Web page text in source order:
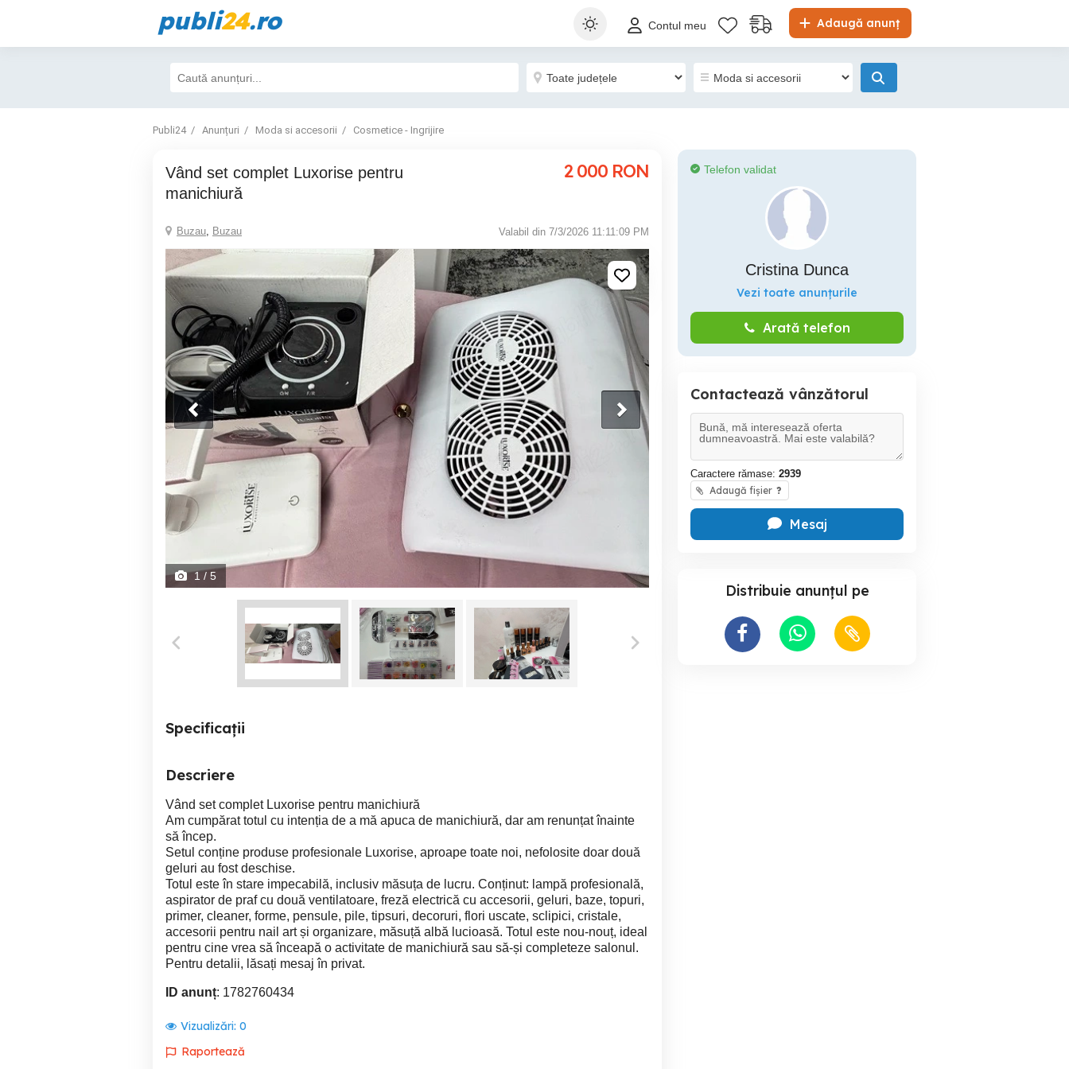
publi24.ro Adaugă anunț
Contul meu
Publi24 Anunțuri Moda si accesorii Cosmetice - Ingrijire
Vând set complet Luxorise pentru
manichiură
2 000 RON
Buzau, Buzau Valabil din 7/3/2026 11:11:09 PM
1 / 5
Specificații
Descriere
Vând set complet Luxorise pentru manichiură
Am cumpărat totul cu intenția de a mă apuca de manichiură, dar am renunțat înainte
să încep.
Setul conține produse profesionale Luxorise, aproape toate noi, nefolosite doar două
geluri au fost deschise.
Totul este în stare impecabilă, inclusiv măsuța de lucru. Conținut: lampă profesională,
aspirator de praf cu două ventilatoare, freză electrică cu accesorii, geluri, baze, topuri,
primer, cleaner, forme, pensule, pile, tipsuri, decoruri, flori uscate, sclipici, cristale,
accesorii pentru nail art și organizare, măsuță albă lucioasă. Totul este nou-nouț, ideal
pentru cine vrea să înceapă o activitate de manichiură sau să-și completeze salonul.
Pentru detalii, lăsați mesaj în privat.
ID anunț: 1782760434
Vizualizări: 0
Raportează
Telefon validat
Cristina Dunca
Vezi toate anunțurile
Arată telefon
Contactează vânzătorul
Caractere rămase: 2939
Adaugă fișier ?
Mesaj
Distribuie anunțul pe